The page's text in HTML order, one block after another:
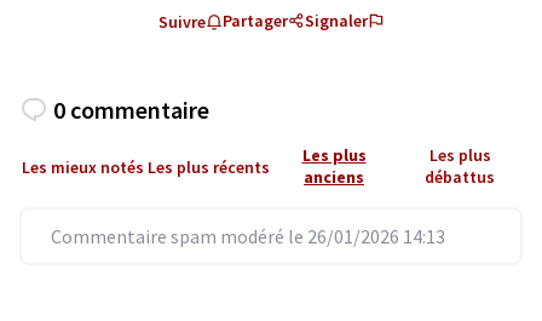
Suivre Partager Signaler
0 commentaire
Les mieux notés Les plus récents
Les plus
anciens
Les plus
débattus
Commentaire spam modéré le 26/01/2026 14:13